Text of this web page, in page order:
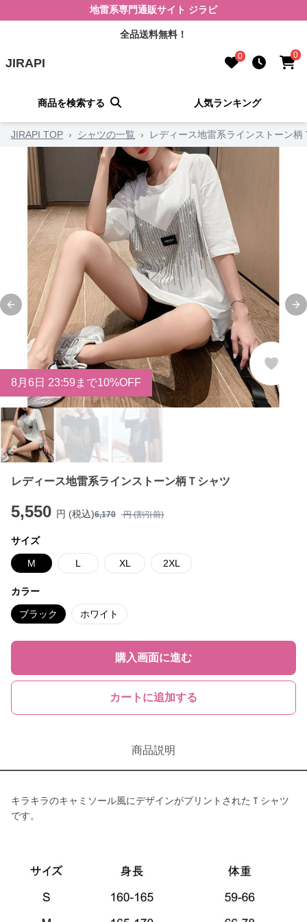
地雷系専門通販サイト ジラピ
全品送料無料！
JIRAPI 0 0
商品を検索する 人気ランキング
JIRAPI TOP › シャツの一覧 › レディース地雷系ラインストーン柄
Previous slide
8月 6 日 23:59まで10%OFF
レディース地雷系ラインストーン柄Ｔシャツ
5,550 円 (税込)6,170 円 (割引前)
サイズ
M L XL 2XL
カラー
ブラック ホワイト
購入画面に進む
カートに追加する
商品説明
キラキラのキャミソール風にデザインがプリントされたＴシャツ
です。